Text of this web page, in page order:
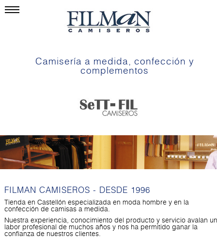
Camisería a medida, confección y
complementos
FILMAN CAMISEROS - DESDE 1996
Tienda en Castellón especializada en moda hombre y en la
confección de camisas a medida.
Nuestra experiencia, conocimiento del producto y servicio avalan
labor profesional de muchos años y nos ha permitido ganar la
confianza de nuestros clientes.